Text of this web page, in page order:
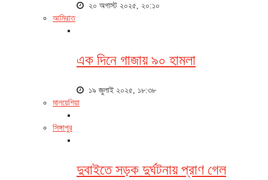
২০ অগাস্ট ২০২৫, ২০:১০
আমিরাত
এক দিনে গাজায় ৯০ হামলা
১৯ জুলাই ২০২৫, ১৮:৩৮
মালয়েশিয়া
সিঙ্গাপুর
দুবাইতে সড়ক দুর্ঘটনায় প্রাণ গেল